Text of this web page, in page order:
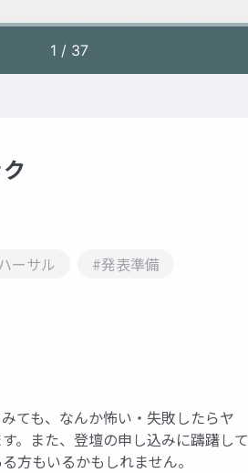
ーサル #発表準備
ても、なんか怖い・失敗したらヤ
。また、登壇の申し込みに躊躇して
方もいるかもしれません。